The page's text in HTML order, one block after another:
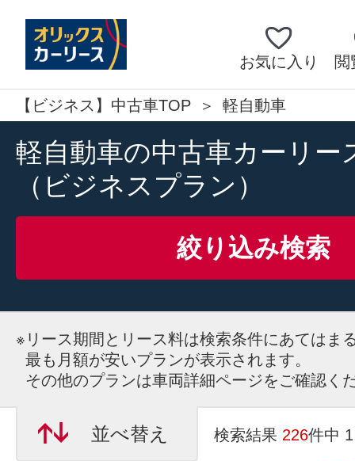
お気に入り 閲
【ビジネス】中古車TOP 軽自動車
軽自動車の中古車カーリー
（ビジネスプラン）
絞り込み検索
※ リース期間とリース料は検索条件にあてはま
最も月額が安いプランが表示されます。
その他のプランは車両詳細ページをご確認く
並べ替え 検索結果 226件中